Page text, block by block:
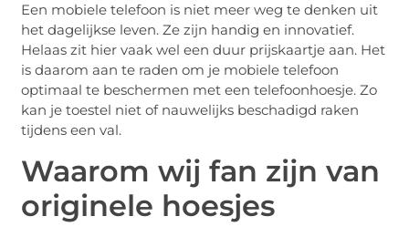
Een mobiele telefoon is niet meer weg te denken uit
het dagelijkse leven. Ze zijn handig en innovatief.
Helaas zit hier vaak wel een duur prijskaartje aan. Het
is daarom aan te raden om je mobiele telefoon
optimaal te beschermen met een telefoonhoesje. Zo
kan je toestel niet of nauwelijks beschadigd raken
tijdens een val.
Waarom wij fan zijn van
originele hoesjes